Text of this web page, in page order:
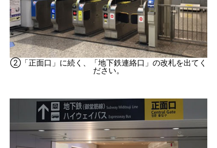
②「正面口」に続く、「地下鉄連絡口」の改札を出てく
ださい。